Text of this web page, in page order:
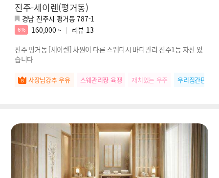
진주-세이렌(평거동)
경남 진주시 평거동 787-1
6% 160,000 ~ 리뷰 13
진주 평거동 [세이렌] 차원이 다른 스웨디시 바디관리 진주1등 자신 있
습니다
사장님강추 우유 스웨관리짱 육땡 재치있는 우주 우리집간판 나나